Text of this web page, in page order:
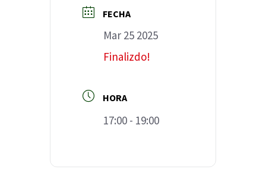
FECHA
Mar 25 2025
Finalizdo!
HORA
17:00 - 19:00